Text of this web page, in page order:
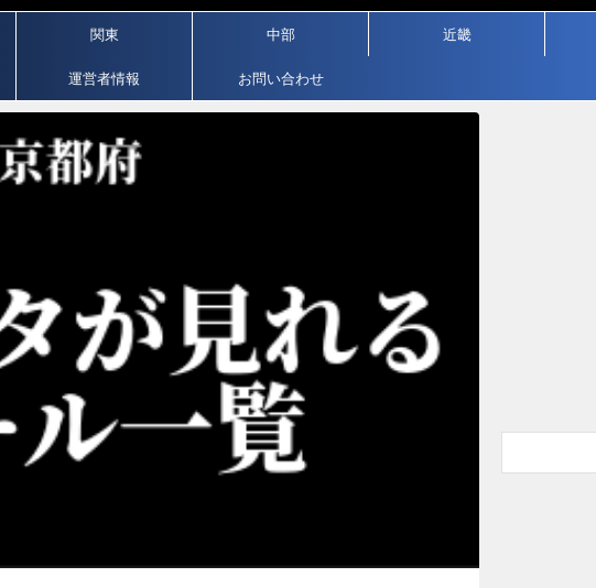
関東 中部 近畿
運営者情報 お問い合わせ